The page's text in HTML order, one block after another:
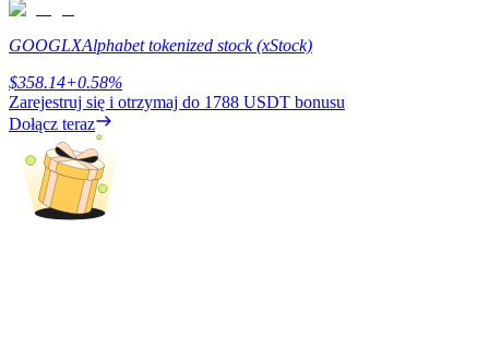
BTC Welcome Rewards
GOOGLXAlphabet tokenized stock (xStock)
$358.14+0.58%
Zarejestruj się i otrzymaj do 1788 USDT bonusu
Dołącz teraz